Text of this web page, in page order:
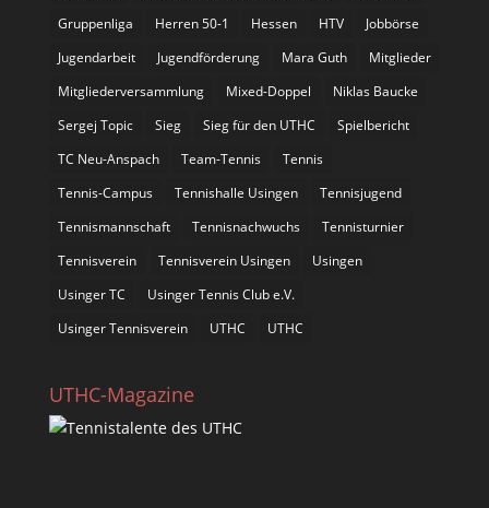
Gruppenliga
Herren 50-1 Hessen HTV
Jobbörse
Jugendarbeit
Jugendförderung Mara Guth
Mitglieder
Mitgliederversammlung
Mixed-Doppel
Niklas Baucke
Sergej Topic
Sieg Sieg für den UTHC
Spielbericht
TC Neu-Anspach
Team-Tennis
Tennis
Tennis-Campus
Tennishalle Usingen
Tennisjugend
Tennismannschaft
Tennisnachwuchs
Tennisturnier
Tennisverein
Tennisverein Usingen
Usingen
Usinger TC
Usinger Tennis Club e.V.
Usinger Tennisverein
UTHC UTHC
UTHC-Magazine